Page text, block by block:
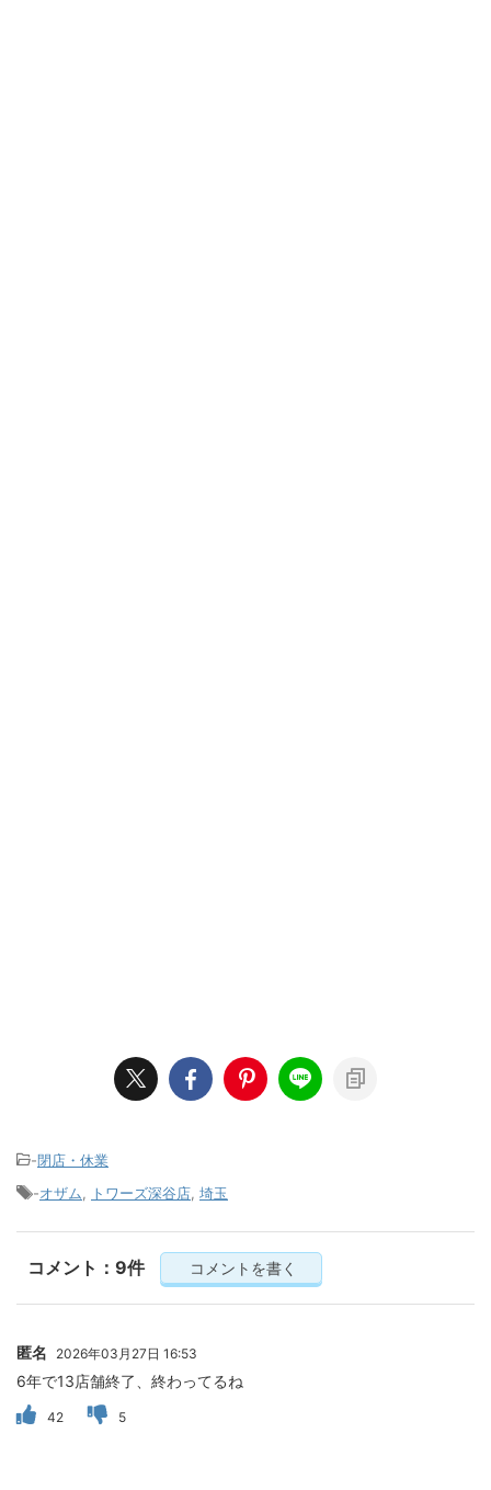
-閉店・休業
-オザム, トワーズ深谷店, 埼玉
コメント：9件 コメントを書く
匿名 2026年03月27日 16:53
6年で13店舗終了、終わってるね
42 5